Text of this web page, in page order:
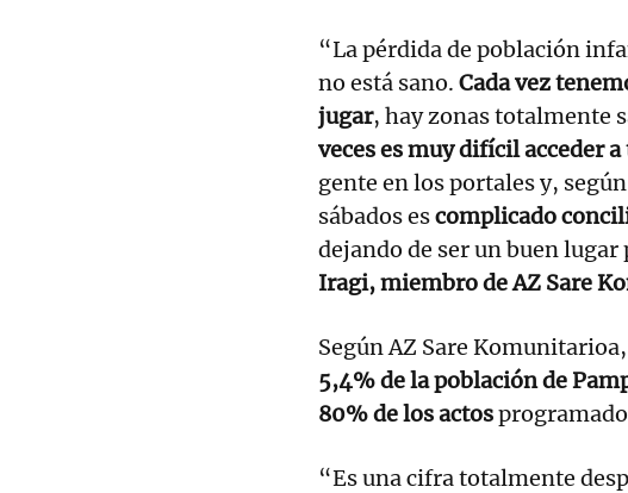
“La pérdida de población
no está sano. Cada vez
jugar, hay zonas totalmente
veces es muy difícil acceder
gente en los portales y,
sábados escomplicado
dejando de ser un buen
Iragi, miembro de AZ Sare
Según AZ Sare
5,4% de la población de
80% de los actos
“Es una cifra totalmente